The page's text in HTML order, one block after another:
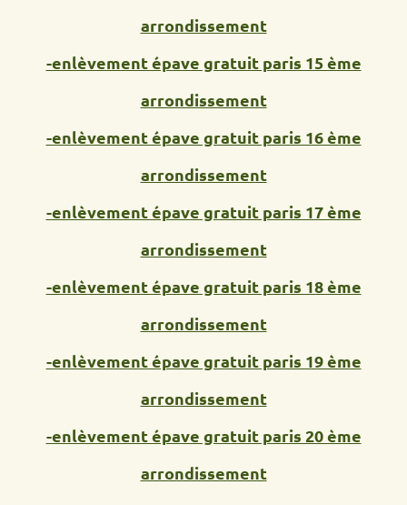
arrondissement
-enlèvement épave gratuit paris 15 ème
arrondissement
-enlèvement épave gratuit paris 16 ème
arrondissement
-enlèvement épave gratuit paris 17 ème
arrondissement
-enlèvement épave gratuit paris 18 ème
arrondissement
-enlèvement épave gratuit paris 19 ème
arrondissement
-enlèvement épave gratuit paris 20 ème
arrondissement